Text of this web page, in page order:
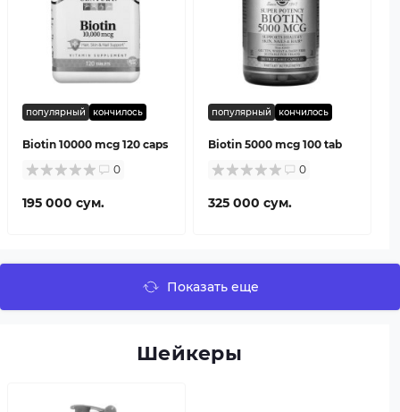
популярный кончилось
Biotin 10000 mcg 120 caps
0
195 000 сум.
популярный кончилось
Biotin 5000 mcg 100 tab
0
325 000 сум.
Показать еще
Шейкеры